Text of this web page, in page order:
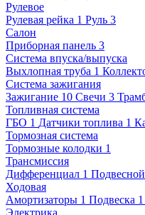
Рулевое
Рулевая рейка 1 Руль 3
Салон
Приборная панель 3
Система впуска/выпуска
Выхлопная труба 1
Система зажигания
Зажигание 10 Свечи 3
Топливная система
ГБО 1 Датчики топлива 1
Тормозная система
Тормозные колодки 1
Трансмиссия
Дифференциал 1
Ходовая
Амортизаторы 1 Подвеска 1
Электрика